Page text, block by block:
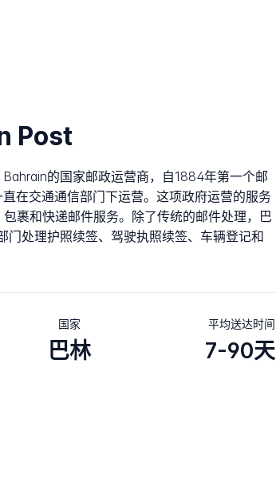
Post
的国家邮政运营商，自1884年第一个邮
在交通通信部门下运营。这项政府运营的服务
裹和快递邮件服务。除了传统的邮件处理，巴
门处理护照续签、驾驶执照续签、车辆登记和
国家
巴林
平均送达时间
7-90天